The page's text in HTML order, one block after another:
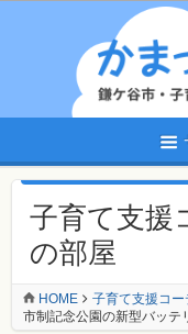
子育て支援
の部屋
HOME 子育て支援コ
市制記念公園の新型バッテ